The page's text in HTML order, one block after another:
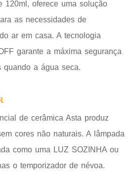
120ml, oferece uma solução
as necessidades de
ar em casa. A tecnologia
garante a máxima segurança
quando a água seca.
de cerâmica Asta produz
cores não naturais. A lâmpada
como uma LUZ SOZINHA ou
o temporizador de névoa.